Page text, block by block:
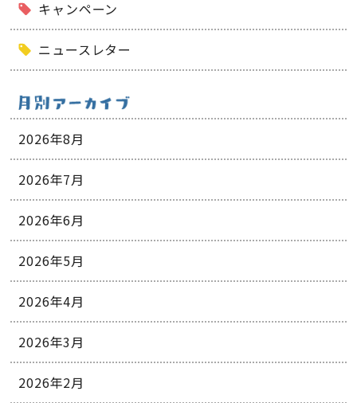
キャンペーン
ニュースレター
2026年8月
2026年7月
2026年6月
2026年5月
2026年4月
2026年3月
2026年2月